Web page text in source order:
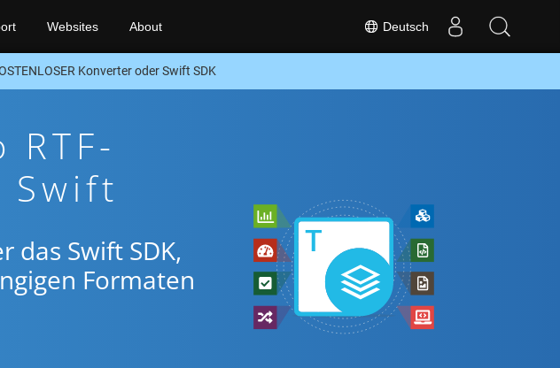
Deutsch
Websites About
Konverter oder Swift SDK
Swift
das Swift SDK,
Formaten